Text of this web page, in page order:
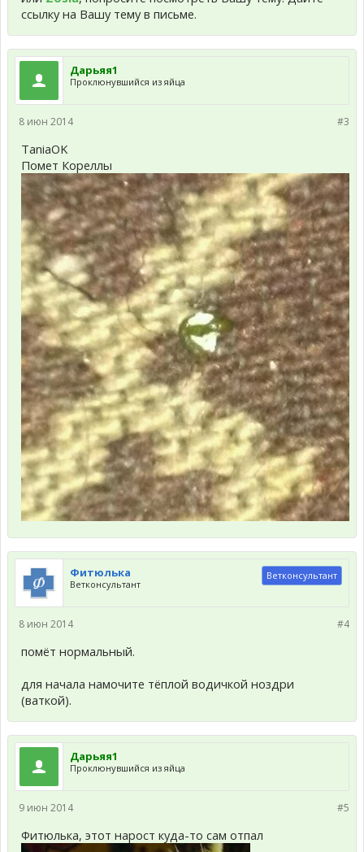
ссылку на Вашу тему в письме.
Дарьяя1
Проклюнувшийся из яйца
#3
8 июн 2014
TaniaOK
Помет Кореллы
Фитюлька
Ветконсультант
Ветконсультант
#4
8 июн 2014
помёт нормальный.
для начала намочите тёплой водичкой ноздри
(ваткой).
Дарьяя1
Проклюнувшийся из яйца
#5
9 июн 2014
Фитюлька, этот нарост куда-то сам отпал